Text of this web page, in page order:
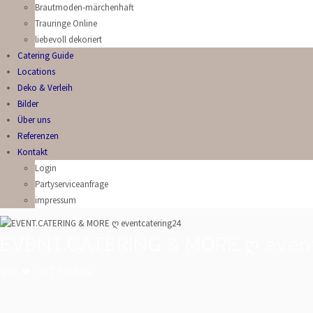
Brautmoden-märchenhaft
Trauringe Online
liebevoll dekoriert
Catering Guide
Locations
Deko & Verleih
Bilder
Über uns
Referenzen
Kontakt
Login
Partyserviceanfrage
impressum